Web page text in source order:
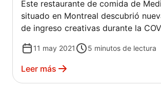
Este restaurante de comida de
situado en Montreal descubrió
de ingreso creativas durante la
11 may 2021 5 minutos de lectura
Leer más